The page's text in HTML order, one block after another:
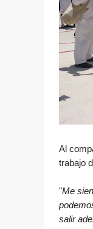
Al
trabajo
"Me
salir